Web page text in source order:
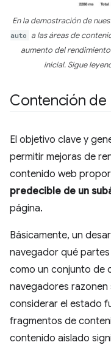
En la demostración de
auto a las áreas de
aumento del
inicial. Sigue
Contención de
El objetivo clave y
permitir mejoras de
contenido web
predecible de un
página.
Básicamente, un
navegador qué
como un conjunto de
navegadores
considerar el estado
fragmentos de
contenido aislado